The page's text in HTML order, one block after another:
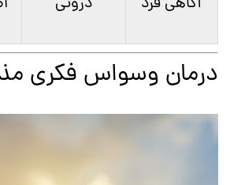
درمان وسواس فکری